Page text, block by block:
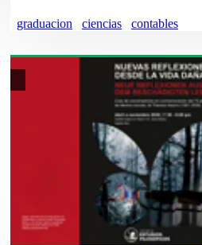
graduacion ciencias contables